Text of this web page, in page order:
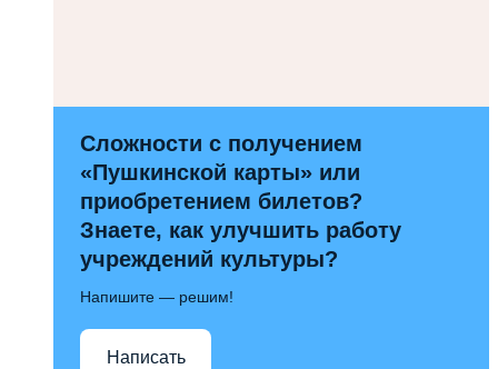
Сложности с получением
«Пушкинской карты» или
приобретением билетов?
Знаете, как улучшить работу
учреждений культуры?
Напишите — решим!
Написать